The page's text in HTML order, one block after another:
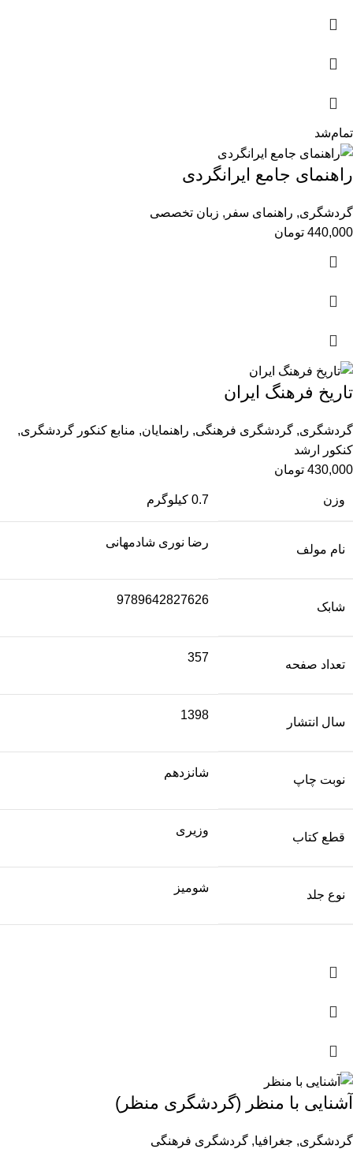
تمام‌شد
راهنمای جامع ایرانگردی
گردشگری, راهنمای سفر , زبان تخصصی
440,000 تومان
تاریخ فرهنگ ایران
گردشگری, گردشگری فرهنگی, راهنمایان, منابع کنکور گردشگری,
کنکور ارشد
430,000 تومان
وزن 0.7 کیلوگرم
نام مولف
رضا نوری شادمهانی
شابک
9789642827626
تعداد صفحه
357
سال انتشار
1398
نوبت چاپ
شانزدهم
قطع کتاب
وزیری
نوع جلد
شومیز
آشنایی با منظر (گردشگری منظر)
گردشگری, جغرافیا, گردشگری فرهنگی